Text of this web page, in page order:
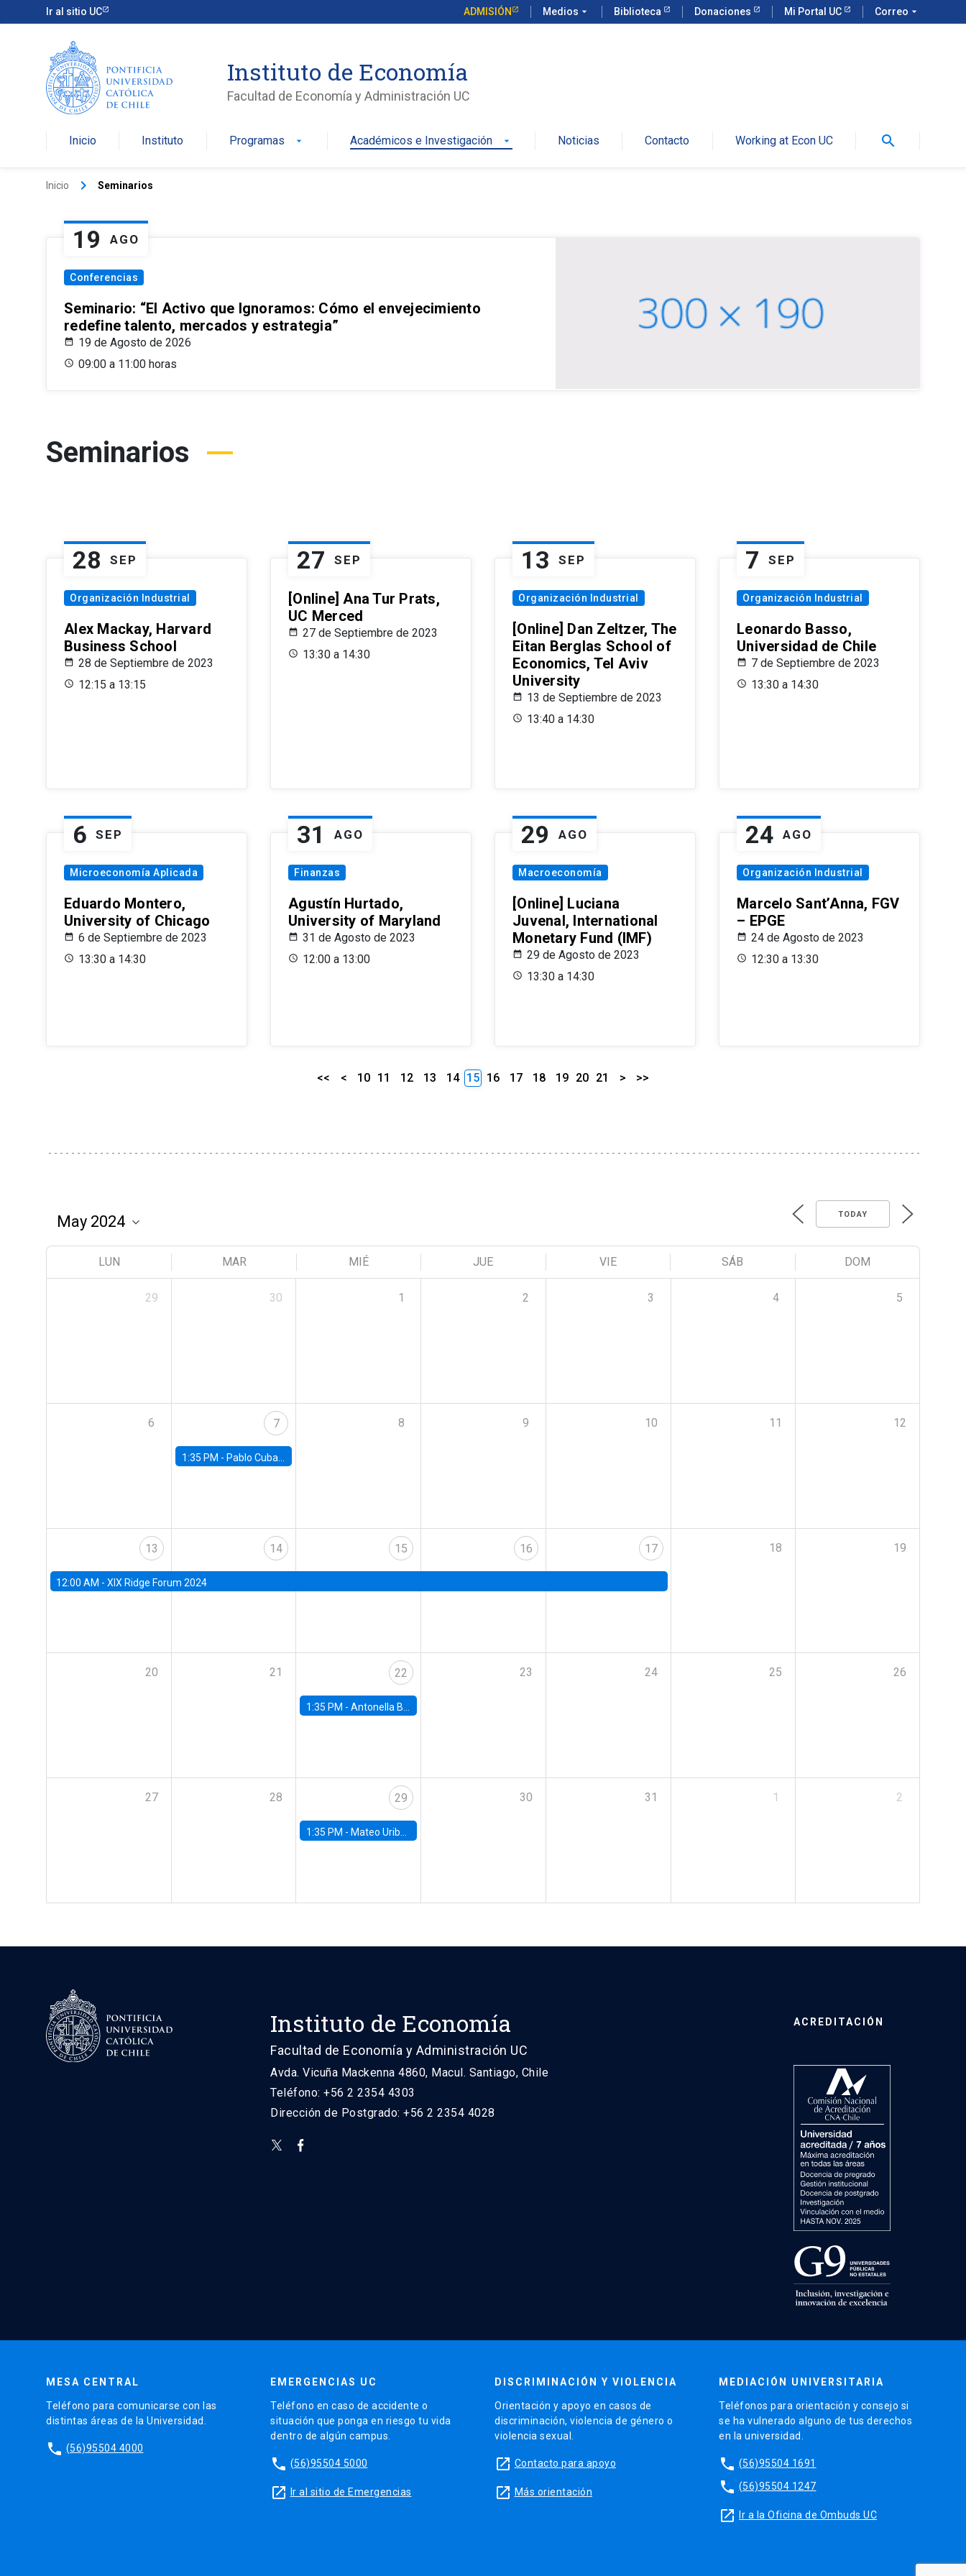
Ir al sitio UC ADMISIÓN Medios arrow_drop_down Biblioteca Donaciones Mi Portal UC Correo arrow_drop_down
Instituto de Economía
Facultad de Economía y Administración UC
Inicio Instituto Programas arrow_drop_down Académicos e Investigación arrow_drop_down Noticias Contacto Working at Econ UC search
Inicio keyboard_arrow_right Seminarios
19 AGO
Conferencias
Seminario: “El Activo que Ignoramos: Cómo el envejecimiento
redefine talento, mercados y estrategia”
19 de Agosto de 2026
09:00 a 11:00 horas
Seminarios
28 SEP
Organización Industrial
Alex Mackay, Harvard
Business School
28 de Septiembre de 2023
12:15 a 13:15
27 SEP
[Online] Ana Tur Prats,
UC Merced
27 de Septiembre de 2023
13:30 a 14:30
13 SEP
Organización Industrial
[Online] Dan Zeltzer, The
Eitan Berglas School of
Economics, Tel Aviv
University
13 de Septiembre de 2023
13:40 a 14:30
7 SEP
Organización Industrial
Leonardo Basso,
Universidad de Chile
7 de Septiembre de 2023
13:30 a 14:30
6 SEP
Microeconomía Aplicada
Eduardo Montero,
University of Chicago
6 de Septiembre de 2023
13:30 a 14:30
31 AGO
Finanzas
Agustín Hurtado,
University of Maryland
31 de Agosto de 2023
12:00 a 13:00
29 AGO
Macroeconomía
[Online] Luciana
Juvenal, International
Monetary Fund (IMF)
29 de Agosto de 2023
13:30 a 14:30
24 AGO
Organización Industrial
Marcelo Sant’Anna, FGV
– EPGE
24 de Agosto de 2023
12:30 a 13:30
<< < 10 11 12 13 14 15 16 17 18 19 20 21 > >>
TODAY
LUN MAR MIÉ JUE VIE SÁB DOM
29 30 1 2 3 4 5
6 7
1:35 PM - Pablo Cuba, FED Board
8 9 10 11 12
13
12:00 AM - XIX Ridge Forum 2024
14 15 16 17 18 19
20 21 22
1:35 PM -Antonella Bancalari, Institute for Fiscal Studies (IFS) and Research Associate at University College London (UCL)
23 24 25 26
27 28 29
1:35 PM - Mateo Uribe-Castro, Universidad de los Andes (Colombia)
30 31 1 2
Instituto de Economía
Facultad de Economía y Administración UC
Avda. Vicuña Mackenna 4860, Macul. Santiago, Chile
Teléfono: +56 2 2354 4303
Dirección de Postgrado: +56 2 2354 4028
ACREDITACIÓN
MESA CENTRAL
Teléfono para comunicarse con las
distintas áreas de la Universidad.
phone (56)95504 4000
EMERGENCIAS UC
Teléfono en caso de accidente o
situación que ponga en riesgo tu vida
dentro de algún campus.
phone (56)95504 5000
launch Ir al sitio de Emergencias
DISCRIMINACIÓN Y VIOLENCIA
Orientación y apoyo en casos de
discriminación, violencia de género o
violencia sexual.
launch Contacto para apoyo
launch Más orientación
MEDIACIÓN UNIVERSITARIA
Teléfonos para orientación y consejo si
se ha vulnerado alguno de tus derechos
en la universidad.
phone (56)95504 1691
phone (56)95504 1247
launch Ir a la Oficina de Ombuds UC